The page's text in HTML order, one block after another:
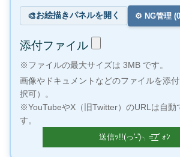
🎨お絵描きパネルを開く ⚙️ NG管理 (0
添付ファイル
※ファイルの最大サイズは 3MB です。
画像やドキュメントなどのファイルを添
択可）。
※YouTubeやX（旧Twitter）のURLは自動
す。